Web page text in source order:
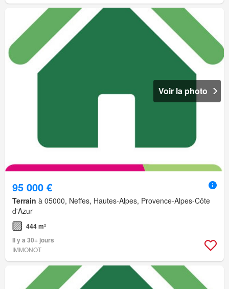
Voir la photo
95 000 €
Terrain à 05000, Neffes, Hautes-Alpes, Provence-Alpes-Côte
d'Azur
444 m²
Il y a 30+ jours
IMMONOT